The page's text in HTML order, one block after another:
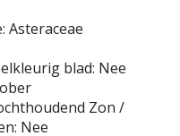
Asteraceae
blad: Nee
Zon /
Nee